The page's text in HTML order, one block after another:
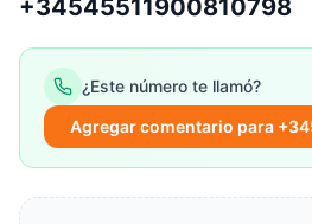
+34545511900810798
¿Este número te llamó?
Agregar comentario para